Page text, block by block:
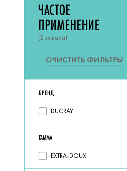
ЧАСТОЕ
ПРИМЕНЕНИЕ
(2 товара)
ОЧИСТИТЬ ФИЛЬТРЫ
БРЕНД
Выберите
подходящие
варианты
DUCRAY
ГАММА
Выберите
подходящие
EXTRA-DOUX